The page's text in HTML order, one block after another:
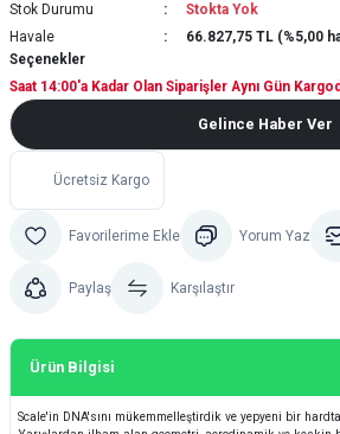
Stok Durumu
Stokta Yok
Havale
66.827,75 TL (%5,00
Saat 14:00'a Kadar Olan Siparişler Aynı Gün
Seçenekler
Gelince Haber Ver
Ücretsiz Kargo
Yorum Yaz
Paylaş Karşılaştır
Ürün Bilgisi
Scale'in DNA'sını mükemmelleştirdik ve yepyeni bir